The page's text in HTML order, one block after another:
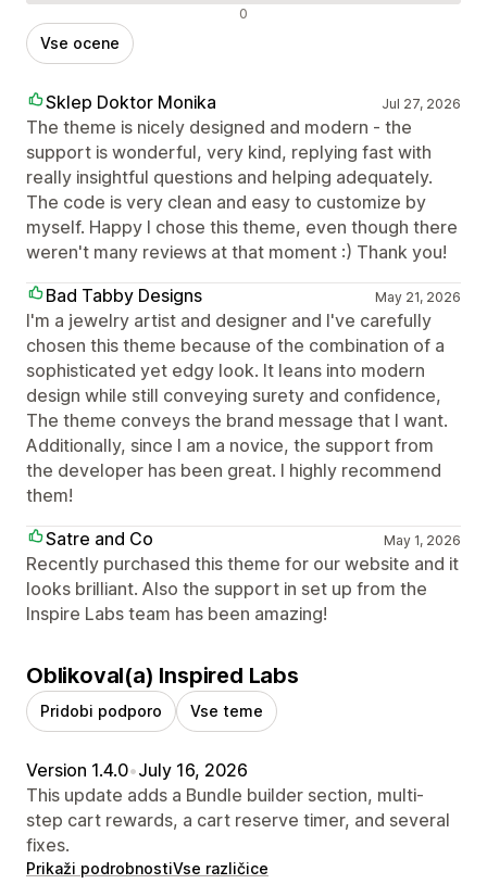
0
Vse ocene
Sklep Doktor Monika Jul 27, 2026
The theme is nicely designed and modern - the
support is wonderful, very kind, replying fast with
really insightful questions and helping adequately.
The code is very clean and easy to customize by
myself. Happy I chose this theme, even though there
weren't many reviews at that moment :) Thank you!
Bad Tabby Designs
May 21, 2026
I'm a jewelry artist and designer and I've carefully
chosen this theme because of the combination of a
sophisticated yet edgy look. It leans into modern
design while still conveying surety and confidence,
The theme conveys the brand message that I want.
Additionally, since I am a novice, the support from
the developer has been great. I highly recommend
them!
Satre and Co
May 1, 2026
Recently purchased this theme for our website and it
looks brilliant. Also the support in set up from the
Inspire Labs team has been amazing!
Oblikoval(a) Inspired Labs
Pridobi podporo Vse teme
Version 1.4.0•July 16, 2026
This update adds a Bundle builder section, multi-
step cart rewards, a cart reserve timer, and several
fixes.
Prikaži podrobnostiVse različice